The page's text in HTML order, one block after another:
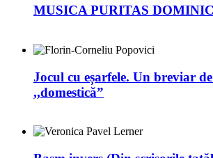
MUSICA PURITAS
Jocul cu eșarfele. Un breviar
,,domestică”